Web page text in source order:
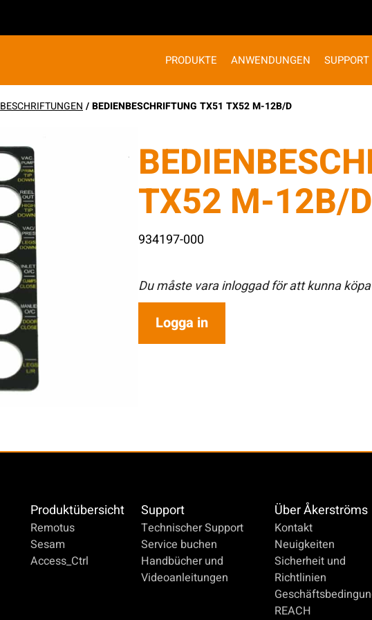
PRODUKTE ANWENDUNGEN SUPPORT
BESCHRIFTUNGEN / BEDIENBESCHRIFTUNG TX51 TX52 M-12B/D
TX52 M-12B/D
934197-000
Du måste vara inloggad för att kunna
Logga in
Produktübersicht
Remotus
Sesam
Access_Ctrl
Support
Technischer Support
Service buchen
Handbücher und
Videoanleitungen
Über Åkerströms
Kontakt
Neuigkeiten
Sicherheit und
Richtlinien
REACH